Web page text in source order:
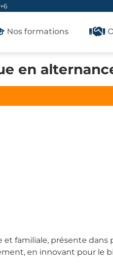
Nos formations
en
familiale, présente dans
en innovant pour le